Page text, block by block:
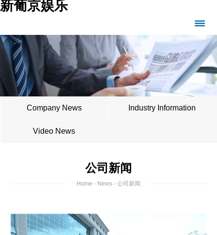
新葡京娱乐
Company News Industry Information
Video News
公司新闻
Home - News - 公司新闻